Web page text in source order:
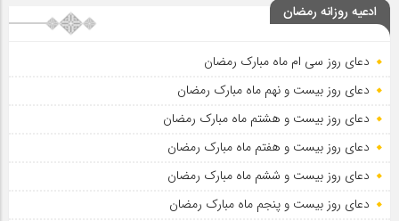
ادعیه روزانه رمضان
دعای روز سی ام ماه مبارک رمضان
دعای روز بیست و نهم ماه مبارک رمضان
دعای روز بیست و هشتم ماه مبارک رمضان
دعای روز بیست و هفتم ماه مبارک رمضان
دعای روز بیست و ششم ماه مبارک رمضان
دعای روز بیست و پنجم ماه مبارک رمضان